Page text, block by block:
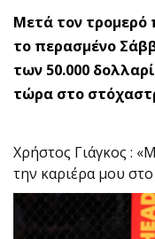
Μετά τον τρομερό
το περασμένο
των 50.000
τώρα στο
Χρήστος Γιάγκος :
την καριέρα μου στο